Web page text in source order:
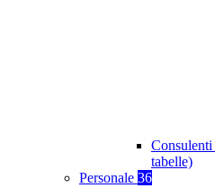
tabelle)
Personale 36